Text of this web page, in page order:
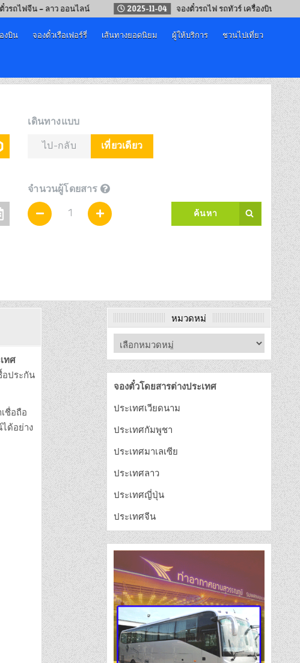
น – ลาว ออนไลน์ 2025-11-04 จองตั๋วรถไฟ รถทัวร์ เครื่องบิน “เทศกาลปีให
งบิน จองตั๋วเรือเฟอร์รี่ เส้นทางยอดนิยม ผู้ให้บริการ
ชวนไปเที่ยว
ทศ
อประกัน
ชื่อถือ
ด้อย่าง
หมวดหมู่
จองตั๋วโดยสารต่างประเทศ
ประเทศเวียดนาม
ประเทศกัมพูชา
ประเทศมาเลเซีย
ประเทศลาว
ประเทศญี่ปุ่น
ประเทศจีน